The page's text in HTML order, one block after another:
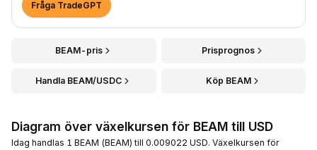
Fråga TradeGPT
BEAM-pris Prisprognos
Handla BEAM/USDC Köp BEAM
Diagram över växelkursen för BEAM till USD
Idag handlas 1 BEAM (BEAM) till 0.009022 USD. Växelkursen för